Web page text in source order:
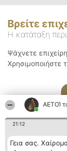
ΑΕΤΟΊ
21:12
Γεια σας.
Βρείτε
Η κατάταξη
Ψάχνετε
Χρησιμοποιήστε